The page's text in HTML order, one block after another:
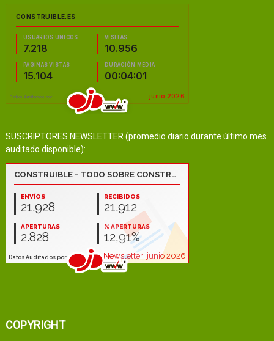
SUSCRIPTORES NEWSLETTER (promedio diario durante último mes
auditado disponible):
COPYRIGHT